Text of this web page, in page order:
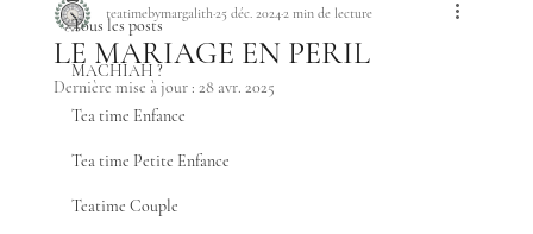
Tous les posts
MACHIAH ?
Tea time Enfance
Tea time Petite Enfance
Teatime Couple
LE MARIAGE EN PERIL
teatimebymargalith25 déc. 20242 min de lecture
Dernière mise à jour : 28 avr. 2025